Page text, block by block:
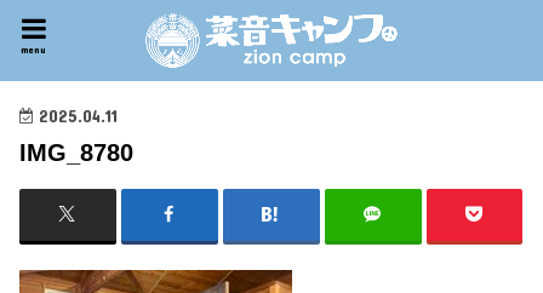
menu
2025.04.11
IMG_8780